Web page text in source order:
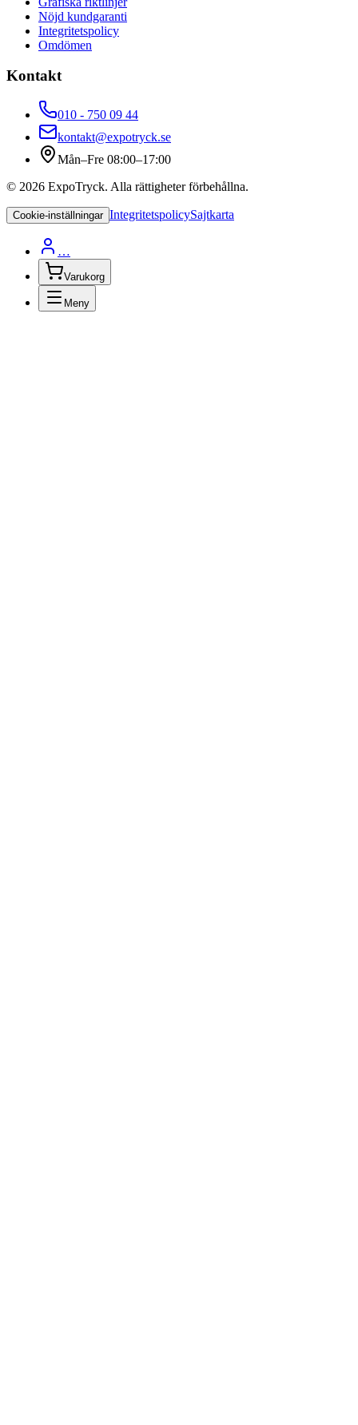
Nöjd kundgaranti
Integritetspolicy
Omdömen
Kontakt
010 - 750 09 44
kontakt@expotryck.se
Mån–Fre 08:00–17:00
© 2026 ExpoTryck. Alla rättigheter förbehållna.
Cookie-inställningar IntegritetspolicySajtkarta
…
Varukorg
Meny